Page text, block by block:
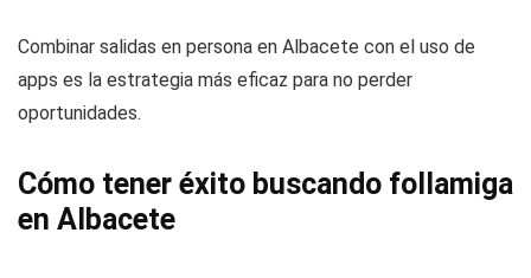
Combinar salidas en persona en Albacete con el uso de
apps es la estrategia más eficaz para no perder
oportunidades.
Cómo tener éxito buscando follamiga
en Albacete